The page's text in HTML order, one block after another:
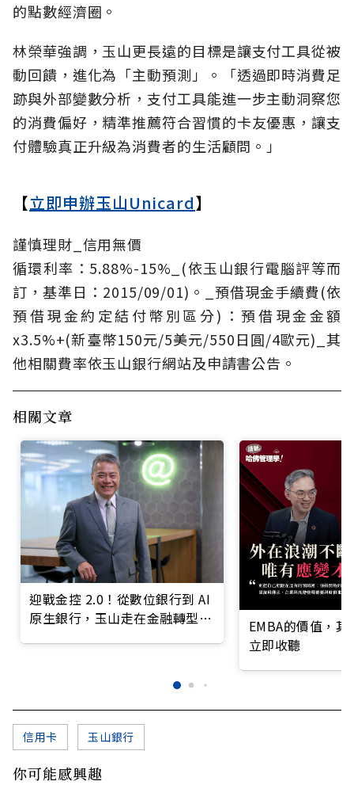
的點數經濟圈。
林榮華強調，玉山更長遠的目標是讓支付工具從被
動回饋，進化為「主動預測」。「透過即時消費足
跡與外部變數分析，支付工具能進一步主動洞察您
的消費偏好，精準推薦符合習慣的卡友優惠，讓支
付體驗真正升級為消費者的生活顧問。」
【立即申辦玉山Unicard】
謹慎理財_信用無價
循環利率：5.88%-15%_(依玉山銀行電腦評等而
訂，基準日：2015/09/01)。_預借現金手續費(依
預借現金約定結付幣別區分)：預借現金金額
x3.5%+(新臺幣150元/5美元/550日圓/4歐元)_其
他相關費率依玉山銀行網站及申請書公告。
相關文章
迎戰金控 2.0！從數位銀行到 AI
原生銀行，玉山走在金融轉型最
EMBA的價值，
立即收聽
信用卡 玉山銀行
你可能感興趣